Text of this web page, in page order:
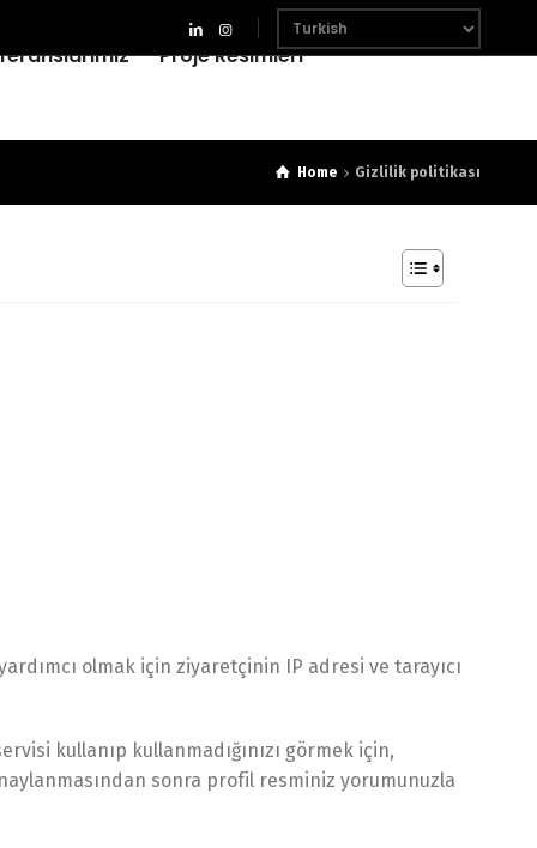
Proje Resimleri
Home Gizlilik politikası
olmak için ziyaretçinin IP adresi ve tarayıcı
kullanıp kullanmadığınızı görmek için,
sonra profil resminiz yorumunuzla